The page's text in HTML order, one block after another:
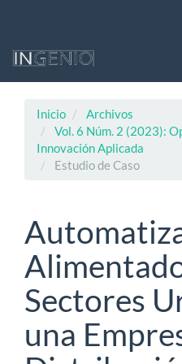
principal
Inicio
Archivos
Vol. 6 Núm. 2 (2023):
Innovación Aplicada
Estudio de Caso
Sectores
una